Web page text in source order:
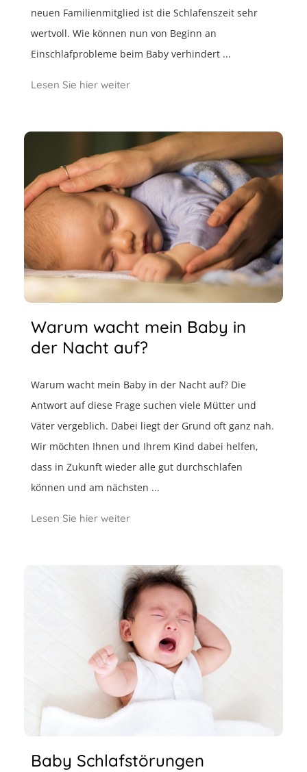
neuen Familienmitglied ist die Schlafenszeit sehr
wertvoll. Wie können nun von Beginn an
Einschlafprobleme beim Baby verhindert ...
Lesen Sie hier weiter
Warum wacht mein Baby in
der Nacht auf?
Warum wacht mein Baby in der Nacht auf? Die
Antwort auf diese Frage suchen viele Mütter und
Väter vergeblich. Dabei liegt der Grund oft ganz nah.
Wir möchten Ihnen und Ihrem Kind dabei helfen,
dass in Zukunft wieder alle gut durchschlafen
können und am nächsten ...
Lesen Sie hier weiter
Baby Schlafstörungen